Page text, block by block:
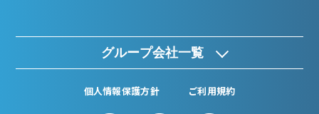
グループ会社一覧
個人情報保護方針 ご利用規約